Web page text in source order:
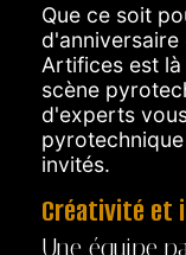
Que ce soit
d'anniversaire
Artifices est
scène
d'experts
invités.
Créativité et
Une équipe